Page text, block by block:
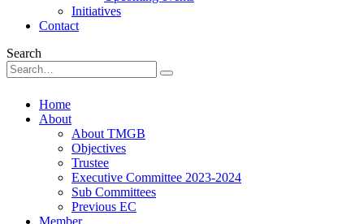
Initiatives
Contact
Search
Home
About
About TMGB
Objectives
Trustee
Executive Committee 2023-2024
Sub Committees
Previous EC
Member